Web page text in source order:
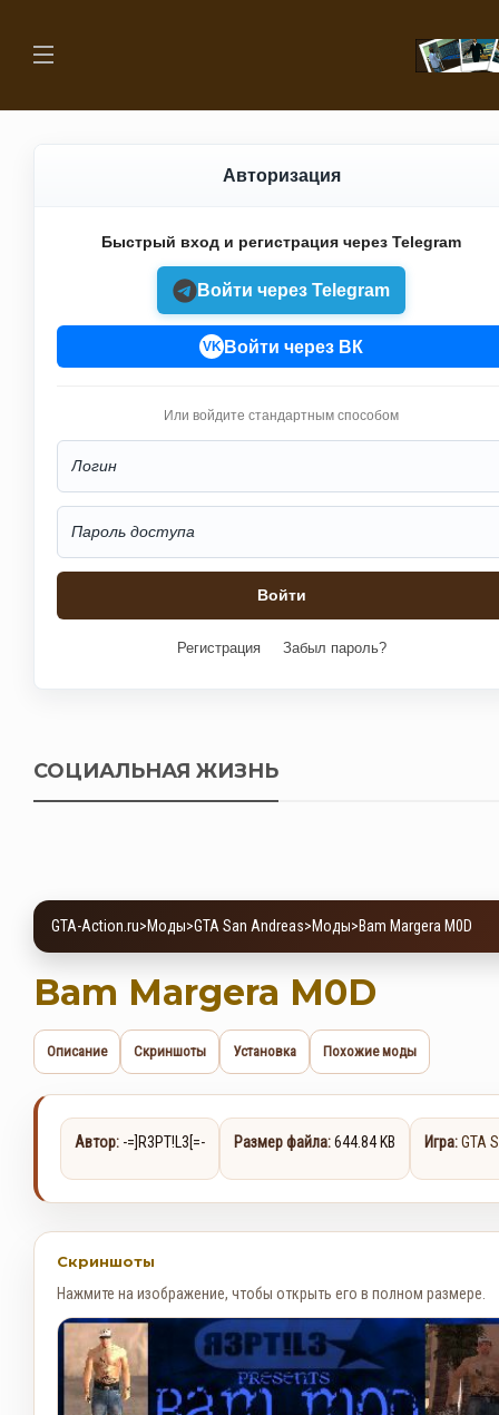
Авторизация
Быстрый вход и регистрация через Telegram
Войти через Telegram
VK Войти через ВК
Или войдите стандартным способом
Регистрация Забыл пароль?
СОЦИАЛЬНАЯ ЖИЗНЬ
GTA-Action.ru>Моды>GTA San Andreas>Моды>Bam Margera M0D
Bam Margera M0D
Описание Скриншоты Установка Похожие моды
Автор: -=]R3PT!L3[=- Размер файла:644.84 KB Игра:GTA
Скриншоты
Нажмите на изображение, чтобы открыть его в полном размере.